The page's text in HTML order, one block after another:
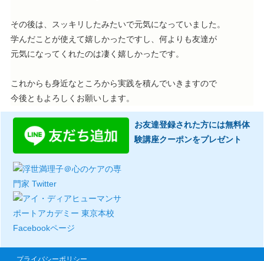
その後は、スッキリしたみたいで元気になっていました。
学んだことが使えて嬉しかったですし、何よりも友達が
元気になってくれたのは凄く嬉しかったです。
これからも身近なところから実践を積んでいきますので
今後ともよろしくお願いします。
お友達登録された方には無料体
験講座クーポンをプレゼント
プライバシーポリシー